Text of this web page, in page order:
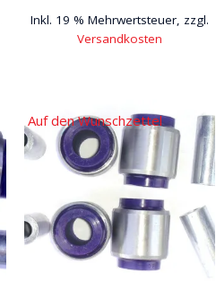
Inkl. 19 % Mehrwertsteuer, zzgl.
Versandkosten
weist
mehrere
Varianten
auf.
Die
Optionen
können
auf
Auf den Wunschzettel